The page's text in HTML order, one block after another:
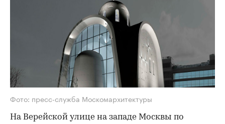
Фото: пресс-служба Москомархитектуры
На Верейской улице на западе Москвы по